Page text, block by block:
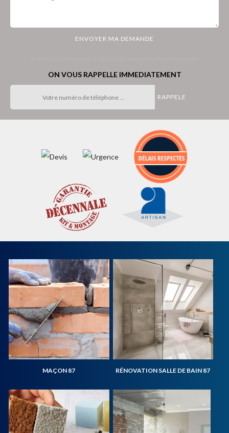
ON VOUS RAPPELLE IMMEDIATEMENT
MAÇON 87 RÉNOVATION SALLE DE BAIN 87